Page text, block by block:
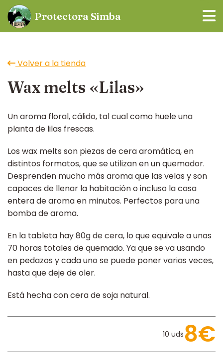
Protectora Simba
Volver a la tienda
Wax melts «Lilas»
Un aroma floral, cálido, tal cual como huele una
planta de lilas frescas.
Los wax melts son piezas de cera aromática, en
distintos formatos, que se utilizan en un quemador.
Desprenden mucho más aroma que las velas y son
capaces de llenar la habitación o incluso la casa
entera de aroma en minutos. Perfectos para una
bomba de aroma.
En la tableta hay 80g de cera, lo que equivale a unas
70 horas totales de quemado. Ya que se va usando
en pedazos y cada uno se puede poner varias veces,
hasta que deje de oler.
Está hecha con cera de soja natural.
10 uds 8€